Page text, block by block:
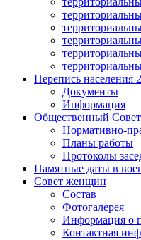
Перепись населения
Документы
Информация
Общественный Совет
Нормативно-
Планы работы
Протоколы
Памятные даты в
Совет женщин
Состав
Фотогалерея
Информация о
Контактная